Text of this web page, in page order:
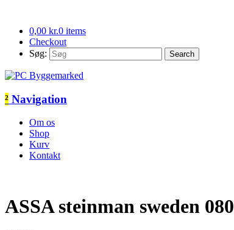
0,00 kr.0 items
Checkout
Søg:
² Navigation
Om os
Shop
Kurv
Kontakt
ASSA steinman sweden 080